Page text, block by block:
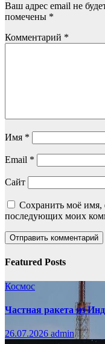
Ваш адрес email не
помечены *
Комментарий *
Имя *
Email *
Сайт
Сохранить моё имя,
последующих моих
Featured Posts
Космос
Частная ракета из
26.07.2026 admin